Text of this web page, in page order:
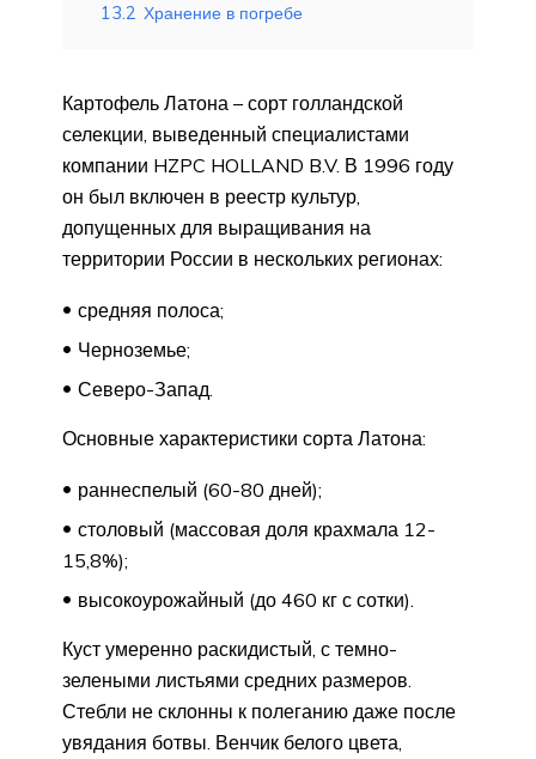
13.2 Хранение в погребе
Картофель Латона – сорт голландской
селекции, выведенный специалистами
компании HZPC HOLLAND B.V. В 1996 году
он был включен в реестр культур,
допущенных для выращивания на
территории России в нескольких регионах:
средняя полоса;
Черноземье;
Северо-Запад.
Основные характеристики сорта Латона:
раннеспелый (60-80 дней);
столовый (массовая доля крахмала 12-
15,8%);
высокоурожайный (до 460 кг с сотки).
Куст умеренно раскидистый, с темно-
зелеными листьями средних размеров.
Стебли не склонны к полеганию даже после
увядания ботвы. Венчик белого цвета,